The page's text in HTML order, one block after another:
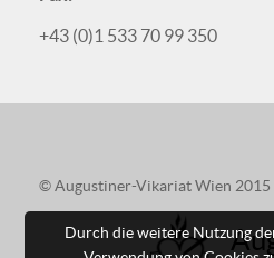
+43 (0)1 533 70 99 350
© Augustiner-Vikariat Wien 2015
Durch die weitere Nutzung